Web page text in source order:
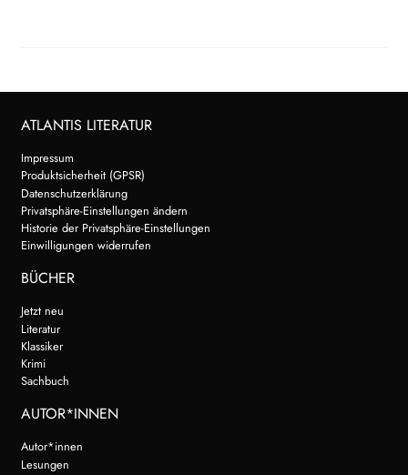
ATLANTIS LITERATUR
Impressum
Produktsicherheit (GPSR)
Datenschutzerklärung
Privatsphäre-Einstellungen ändern
Historie der Privatsphäre-Einstellungen
Einwilligungen widerrufen
BÜCHER
Jetzt neu
Literatur
Klassiker
Krimi
Sachbuch
AUTOR*INNEN
Autor*innen
Lesungen